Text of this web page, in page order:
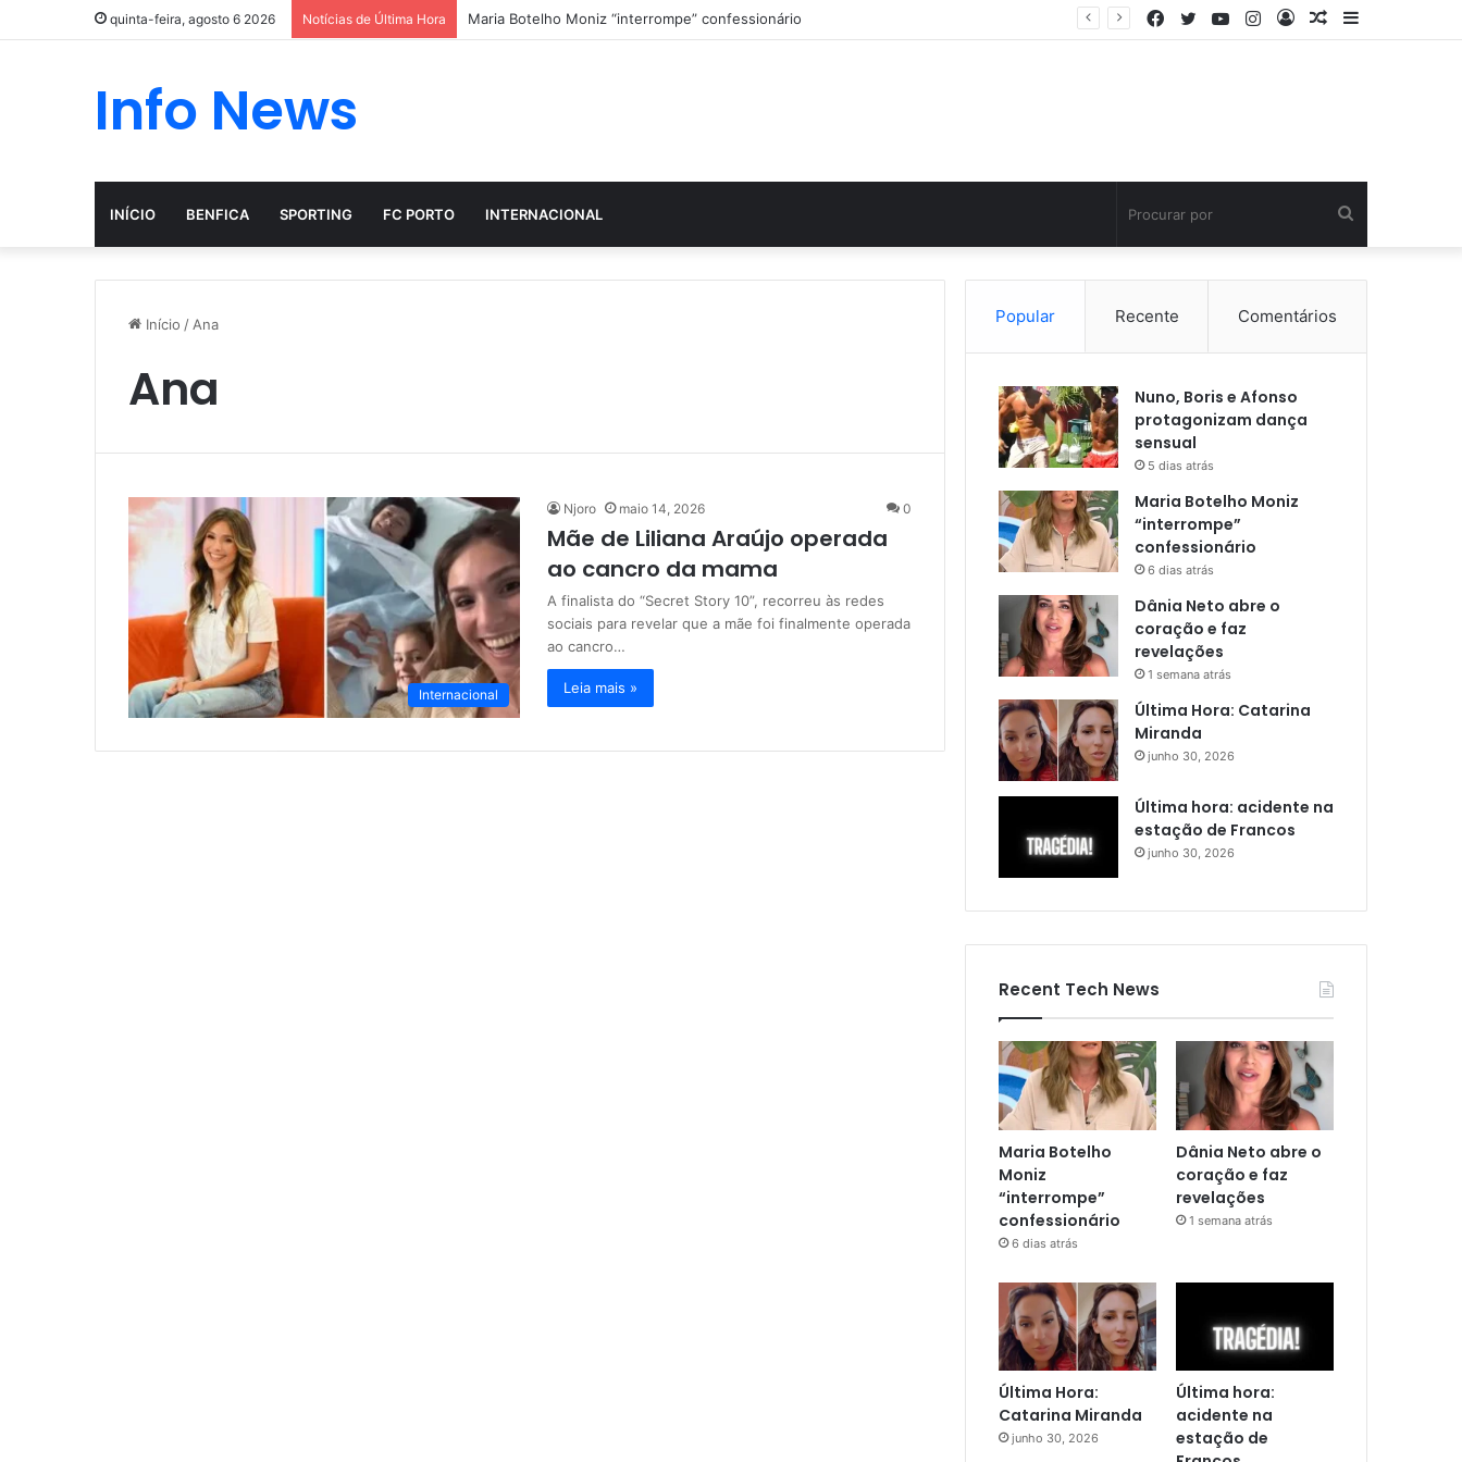
quinta-feira, agosto 6 2026 Notícias de Última Hora Maria Botelho Moniz “interrompe” confessionário
Barra
Artigo
Entrar
Instagram
YouTube
Twitter
Facebook
Info News
INÍCIO BENFICA SPORTING FC PORTO INTERNACIONAL
por
Início / Ana
Ana
Internacional
Njoro maio 14, 2026 0
Mãe de Liliana Araújo operada
ao cancro da mama
A finalista do “Secret Story 10”, recorreu às redes
sociais para revelar que a mãe foi finalmente operada
ao cancro…
Leia mais »
Popular Recente Comentários
Nuno, Boris e Afonso
protagonizam dança
sensual
5 dias atrás
Maria Botelho Moniz
“interrompe”
confessionário
6 dias atrás
Dânia Neto abre o
coração e faz
revelações
1 semana atrás
Última Hora: Catarina
Miranda
junho 30, 2026
Última hora: acidente na
estação de Francos
junho 30, 2026
Recent Tech News
Maria Botelho
Moniz
“interrompe”
confessionário
6 dias atrás
Dânia Neto abre o
coração e faz
revelações
1 semana atrás
Última Hora:
Catarina Miranda
junho 30, 2026
Última hora:
acidente na
estação de